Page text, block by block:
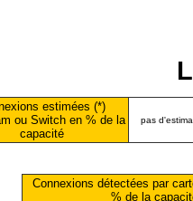
estimées (*)
ou Switch en % de la
capacité
pas
Connexions détectées par
% de la